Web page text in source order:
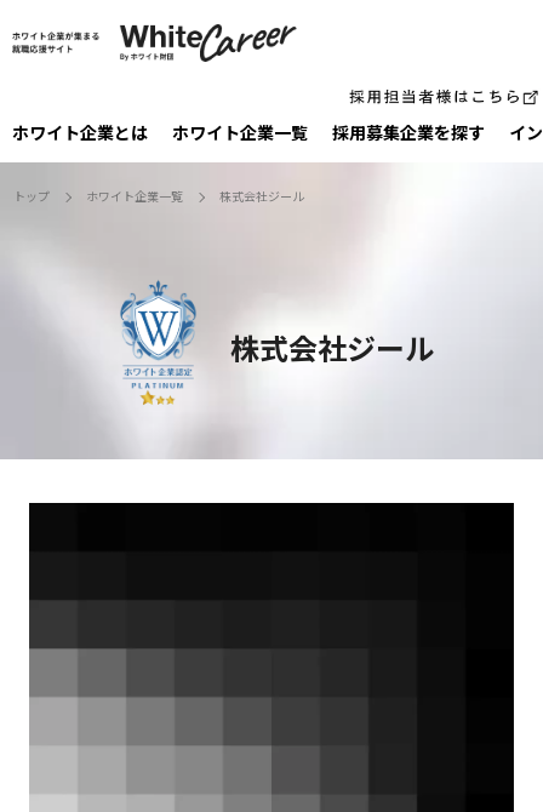
ホワイト企業とは ホワイト企業一覧 採⽤募集企業を探す イ
トップ ホワイト企業一覧 株式会社ジール
株式会社ジール